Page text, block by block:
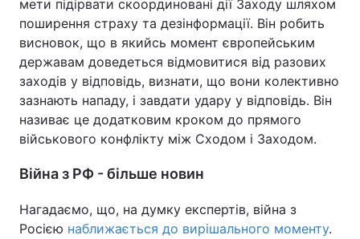
мети підірвати скоординовані дії Заходу шляхом
поширення страху та дезінформації. Він робить
висновок, що в якийсь момент європейським
державам доведеться відмовитися від разових
заходів у відповідь, визнати, що вони колективно
зазнають нападу, і завдати удару у відповідь. Він
називає це додатковим кроком до прямого
військового конфлікту між Сходом і Заходом.
Війна з РФ - більше новин
Нагадаємо, що, на думку експертів, війна з
Росією наближається до вирішального моменту.